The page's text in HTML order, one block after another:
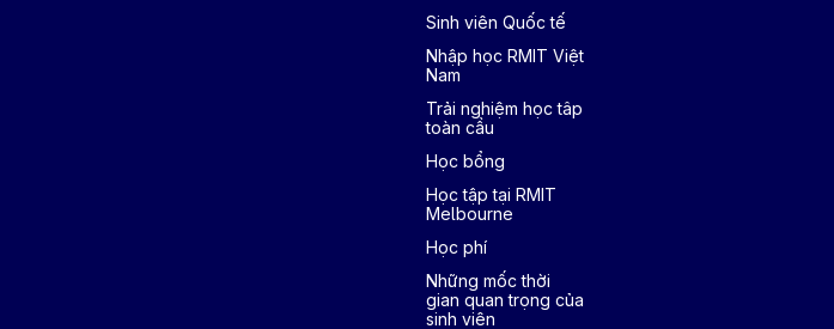
Sinh viên Quốc tế
Nhập học RMIT Việt
Nam
Trải nghiệm học tâp
toàn cầu
Học bổng
Học tập tại RMIT
Melbourne
Học phí
Những mốc thời
gian quan trọng của
sinh viên